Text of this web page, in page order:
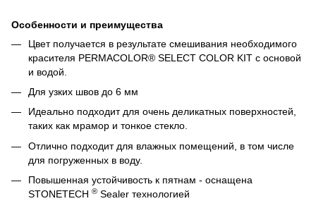
Особенности и преимущества
Цвет получается в результате смешивания необходимого
красителя PERMACOLOR® SELECT COLOR KIT с основой
и водой.
Для узких швов до 6 мм
Идеально подходит для очень деликатных поверхностей,
таких как мрамор и тонкое стекло.
Отлично подходит для влажных помещений, в том числе
для погруженных в воду.
Повышенная устойчивость к пятнам - оснащена
STONETECH ® Sealer технологией